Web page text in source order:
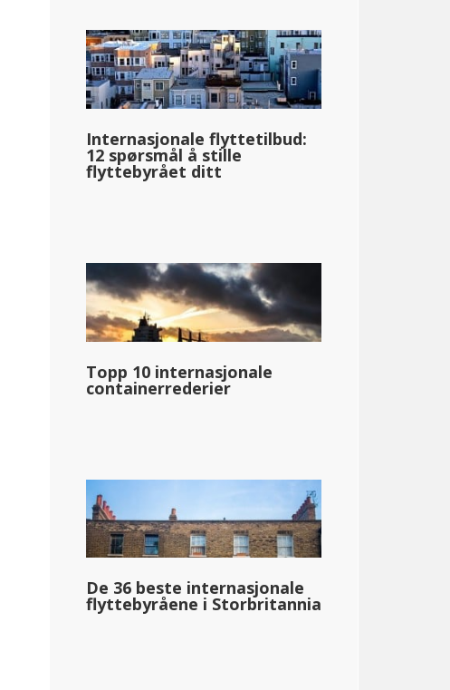
Internasjonale flyttetilbud:
12 spørsmål å stille
flyttebyrået ditt
Topp 10 internasjonale
containerrederier
De 36 beste internasjonale
flyttebyråene i Storbritannia